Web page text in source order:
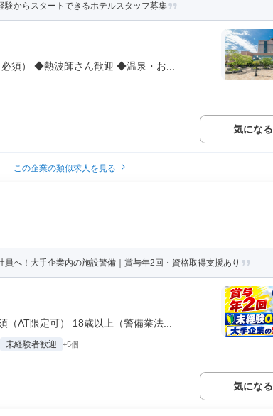
からスタートできるホテルスタッフ募集
須） ◆熱波師さん歓迎 ◆温泉・お...
気になる
この企業の類似求人を見る
員へ！大手企業内の施設警備｜賞与年2回・資格取得支援あり
AT限定可） 18歳以上（警備業法...
未経験者歓迎 +5個
気になる